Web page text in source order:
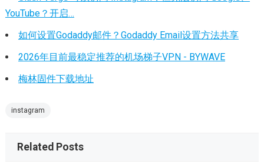
YouTube？开启…
如何设置Godaddy邮件？Godaddy Email设置方法共享
2026年目前最稳定推荐的机场梯子VPN - BYWAVE
梅林固件下载地址
instagram
Related Posts